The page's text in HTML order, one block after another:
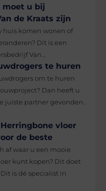
moet u bij
de Kraats zijn
huis komen wonen of
Dit is een
Van...
te huren
om te huren
Dan heeft u
juiste partner gevonden.
vloer
de beste
af waar u een mooie
kunt kopen? Dit doet
is dé specialist in